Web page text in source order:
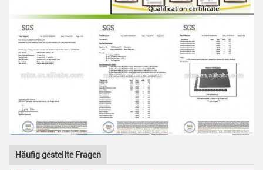
Häufig gestellte Fragen